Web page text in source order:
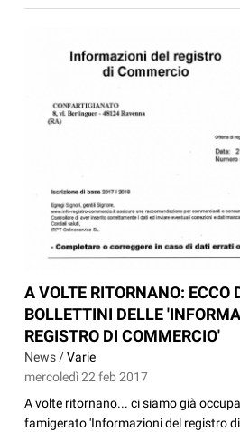
A VOLTE RITORNANO: ECCO
BOLLETTINI DELLE
REGISTRO DI COMMERCIO'
News /Varie
mercoledì 22 feb 2017
A volte ritornano... ci siamo già
famigerato 'Informazioni del registro